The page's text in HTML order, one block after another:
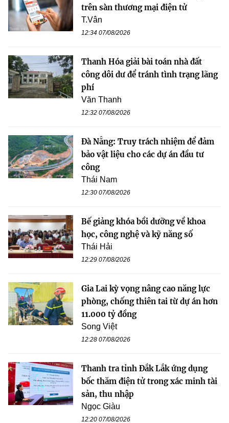
trên sàn thương mại điện tử
T.Vân
12:34 07/08/2026
Thanh Hóa giải bài toán nhà đất
công dôi dư để tránh tình trạng lãng
phí
Văn Thanh
12:32 07/08/2026
Đà Nẵng: Truy trách nhiệm để đảm
bảo vật liệu cho các dự án đầu tư
công
Thái Nam
12:30 07/08/2026
Bế giảng khóa bồi dưỡng về khoa
học, công nghệ và kỹ năng số
Thái Hải
12:29 07/08/2026
Gia Lai kỳ vọng nâng cao năng lực
phòng, chống thiên tai từ dự án hơn
11.000 tỷ đồng
Song Việt
12:28 07/08/2026
Thanh tra tỉnh Đắk Lắk ứng dụng
bốc thăm điện tử trong xác minh tài
sản, thu nhập
Ngọc Giàu
12:20 07/08/2026